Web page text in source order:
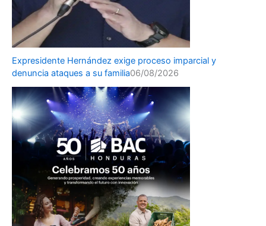
Expresidente Hernández exige proceso imparcial y
denuncia ataques a su familia06/08/2026